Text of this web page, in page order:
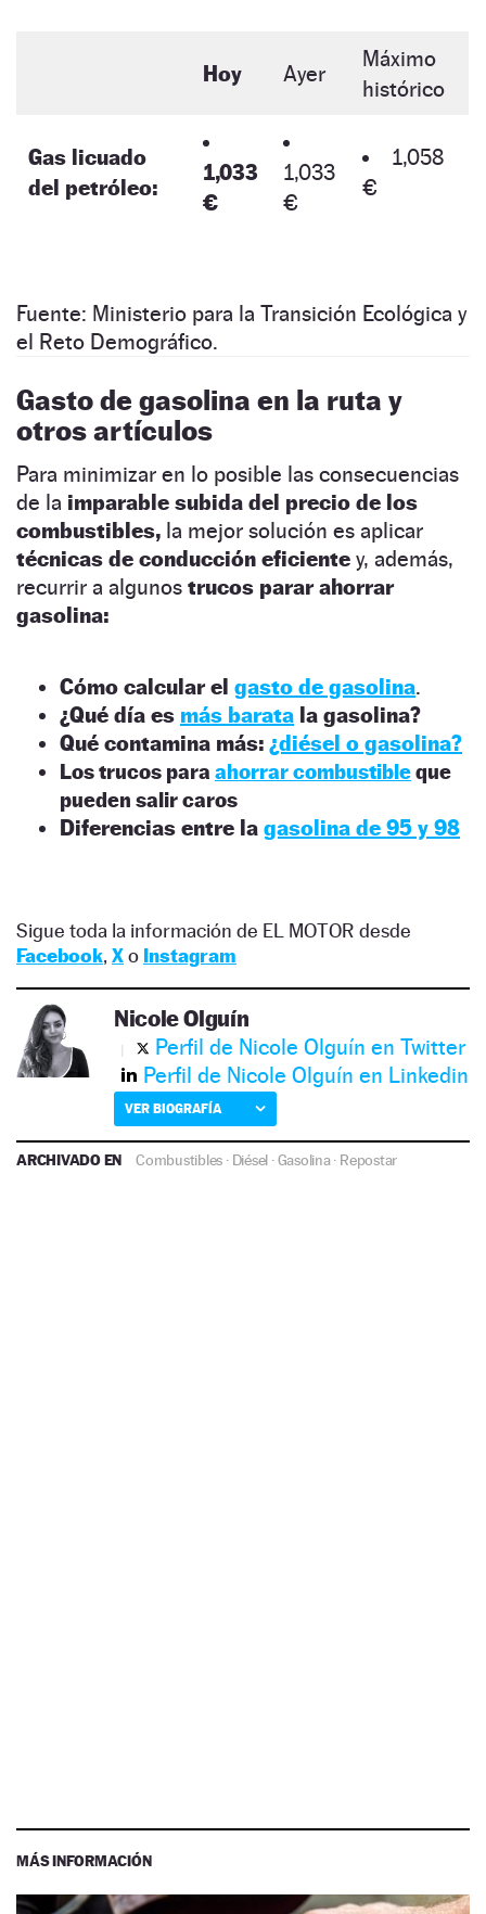
Hoy Ayer
Máximo
histórico
Gas licuado
del petróleo:
1,033
€
1,033
€
1,058
€
Fuente: Ministerio para la Transición Ecológica y
el Reto Demográfico.
Gasto de gasolina en la ruta y
otros artículos
Para minimizar en lo posible las consecuencias
de la imparable subida del precio de los
combustibles, la mejor solución es aplicar
técnicas de conducción eficiente y, además,
recurrir a algunos trucos parar ahorrar
gasolina:
Cómo calcular el gasto de gasolina.
¿Qué día es más barata la gasolina?
Qué contamina más: ¿diésel o gasolina?
Los trucos para ahorrar combustibleque
pueden salir caros
Diferencias entre la gasolina de 95 y 98
Sigue toda la información de EL MOTOR desde
Facebook, Xo Instagram
Nicole Olguín
Perfil de Nicole Olguín en Twitter
Perfil de Nicole Olguín en Linkedin
VER BIOGRAFÍA
ARCHIVADO EN Combustibles · Diésel ·Gasolina· Repostar
MÁS INFORMACIÓN